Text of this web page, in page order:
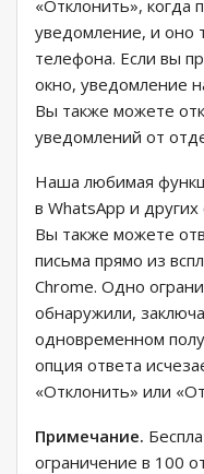
«Отклонить», когда
уведомление, и оно
телефона. Если вы
окно, уведомление
Вы также можете
уведомлений от
Наша любимая
в WhatsApp и
Вы также можете
письма прямо из
Chrome. Одно
обнаружили,
одновременном
опция ответа
«Отклонить» или
Примечание.
ограничение в 100